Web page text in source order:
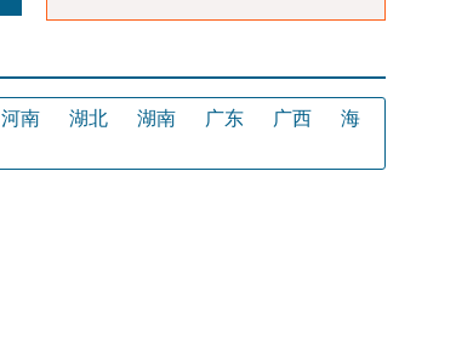
河南 湖北 湖南 广东 广西
海